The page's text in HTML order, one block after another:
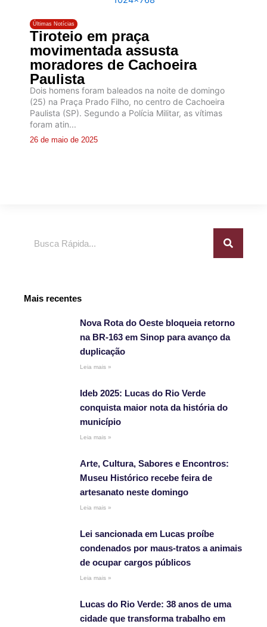
Últimas Notícias
Tiroteio em praça
movimentada assusta
moradores de Cachoeira
Paulista
Dois homens foram baleados na noite de domingo
(25) na Praça Prado Filho, no centro de Cachoeira
Paulista (SP). Segundo a Polícia Militar, as vítimas
foram atin...
26 de maio de 2025
Mais recentes
Nova Rota do Oeste bloqueia retorno
na BR-163 em Sinop para avanço da
duplicação
Leia mais »
Ideb 2025: Lucas do Rio Verde
conquista maior nota da história do
município
Leia mais »
Arte, Cultura, Sabores e Encontros:
Museu Histórico recebe feira de
artesanato neste domingo
Leia mais »
Lei sancionada em Lucas proíbe
condenados por maus-tratos a animais
de ocupar cargos públicos
Leia mais »
Lucas do Rio Verde: 38 anos de uma
cidade que transforma trabalho em